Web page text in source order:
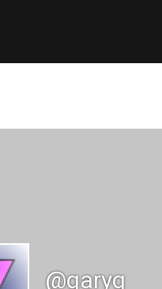
@garyg